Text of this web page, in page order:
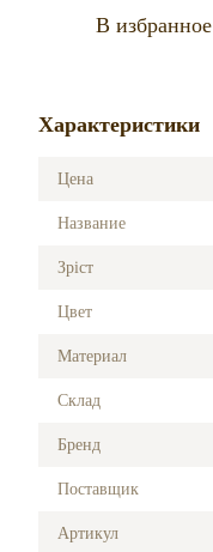
В избранное
Характеристики
Цена
Название
Зріст
Цвет
Материал
Склад
Бренд
Поставщик
Артикул